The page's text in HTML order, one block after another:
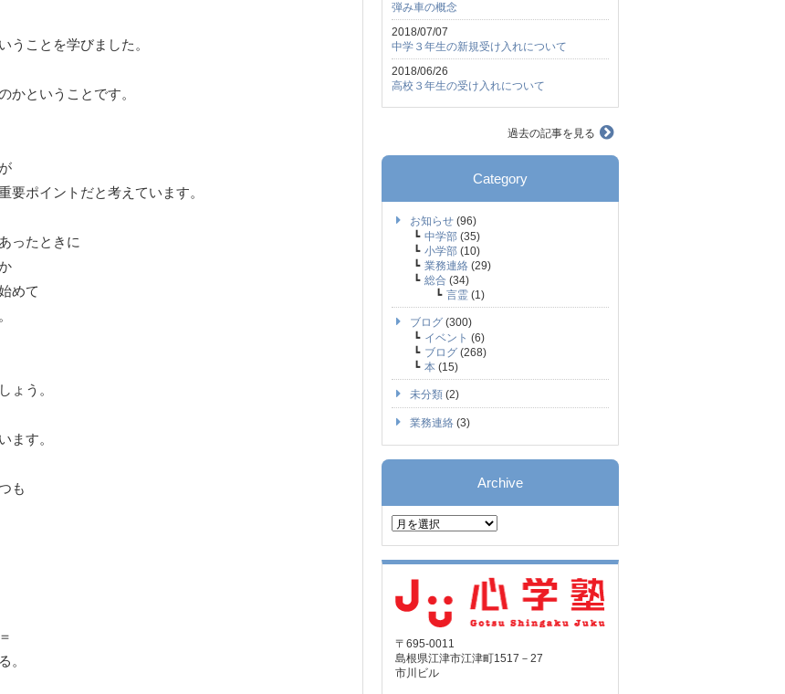
うことを学びました。
かということです。
要ポイントだと考えています。
ったときに
めて
ょう。
ます。
も
。
弾み車の概念
2018/07/07
中学３年生の新規受け入れについて
2018/06/26
高校３年生の受け入れについて
過去の記事を見る
Category
お知らせ (96)
中学部 (35)
小学部 (10)
業務連絡 (29)
総合 (34)
言霊 (1)
ブログ (300)
イベント (6)
ブログ (268)
本 (15)
未分類 (2)
業務連絡 (3)
Archive
Archive
〒695-0011
島根県江津市江津町1517－27
市川ビル